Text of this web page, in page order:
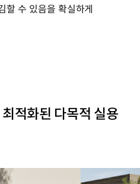
할 수 있음을 확실하게
적화된 다목적 실용